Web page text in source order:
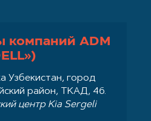
компаний ADM
Узбекистан, город
район, ТКАД, 46.
центр Kia Sergeli